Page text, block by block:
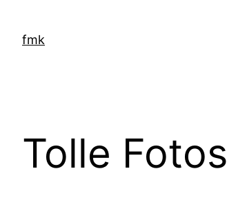
springen
fmk
Tolle Fotos